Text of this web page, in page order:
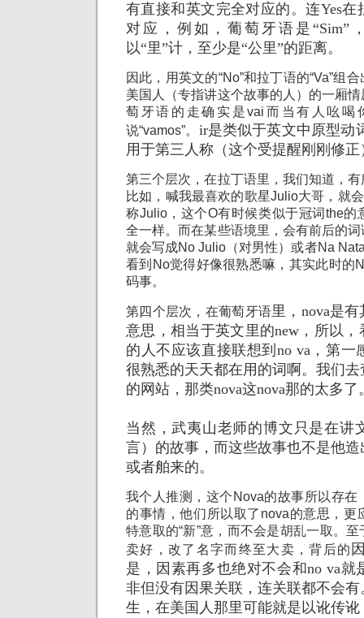
有直接和英文完全对应的。连Yes
对应，例如，葡萄牙语是“Sim”
以“里”计，至少是“公里”的距离。
因此，用英文的“No”和拉丁语的“Va”组
美国人（专指讲这个故事的人）的一厢
萄牙语的走确实是vai而当有人吆喝
说“vamos”。 ir是类似于英文中原型动
用于第三人称（这个受提醒刚刚修正
第三个层次，在拉丁语里，我们知道，
比如，喊我最喜欢的歌星Julio大哥，就
称Julio，这个O有时候类似于冠词the的
全一样。而在某些语境里，会有前后的
就会写成No Julio（对男性）或者Na
看到No觉得好像很熟悉嘛，其实此时的
码事。
第四个层次，在葡萄牙语里，nova是
意思，相当于英文里的new，所以，
的人不应该直接联想到no va，第一
很熟悉的天天都在用的词啊。我们
的网站，那类nova这nova那的太多了
当然，武夷山老师的博文只是在讲
言）的故事，而这些故事也不是他
或者舶来的。
我个人推测，这个Nova的故事所以存在
的事情，他们所以取了nova的意思，更
特意取的“新”意，而不会是胡乱一取。
卖好，改了名字而终至大卖，背后的
是，因素再多也绝对不会和no va就
非但没有因果关联，连关联都不会
生，在美国人那里可能就是以讹传